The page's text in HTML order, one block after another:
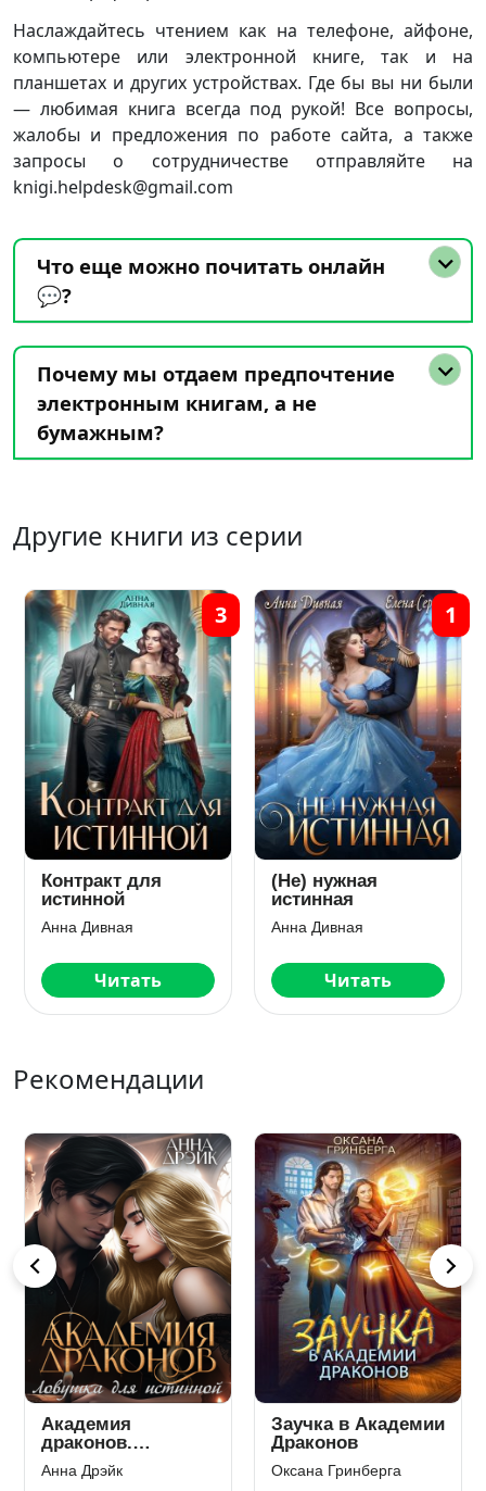
Наслаждайтесь чтением как на телефоне, айфоне,
компьютере или электронной книге, так и на
планшетах и других устройствах. Где бы вы ни были
— любимая книга всегда под рукой! Все вопросы,
жалобы и предложения по работе сайта, а также
запросы о сотрудничестве отправляйте на
knigi.helpdesk@gmail.com
Что еще можно почитать онлайн
💬?
Почему мы отдаем предпочтение
электронным книгам, а не
бумажным?
Другие книги из серии
Контракт для
истинной
Анна Дивная
Читать
3
(Не) нужная
истинная
Анна Дивная
Читать
1
Рекомендации
Академия
драконов.
Ловушка для
истинной
Анна Дрэйк
Заучка в Академии
Драконов
Оксана Гринберга